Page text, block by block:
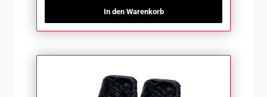
In den Warenkorb